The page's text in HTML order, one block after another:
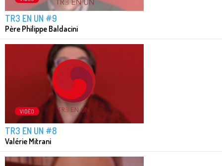
TR3 EN UN #9
Père Philippe Baldacini
VIDÉO
TR3 EN UN #8
Valérie Mitrani